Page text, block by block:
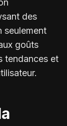
des
seulement
goûts
tendances et